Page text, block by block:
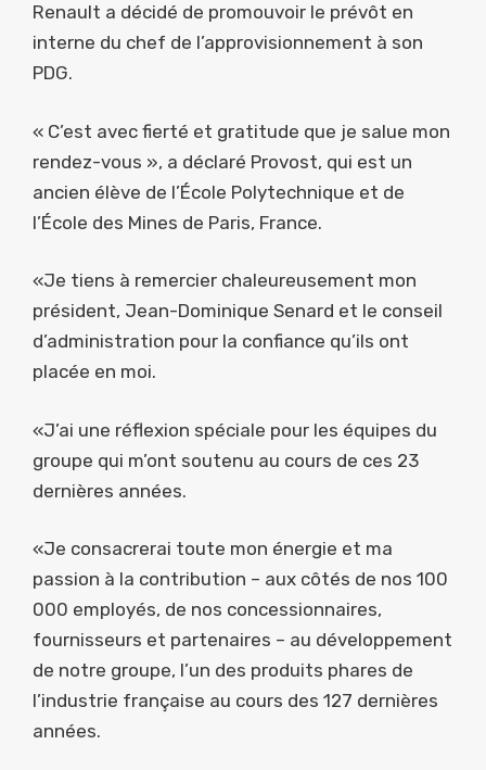
Renault a décidé de promouvoir le prévôt en
interne du chef de l’approvisionnement à son
PDG.
« C’est avec fierté et gratitude que je salue mon
rendez-vous », a déclaré Provost, qui est un
ancien élève de l’École Polytechnique et de
l’École des Mines de Paris, France.
«Je tiens à remercier chaleureusement mon
président, Jean-Dominique Senard et le conseil
d’administration pour la confiance qu’ils ont
placée en moi.
«J’ai une réflexion spéciale pour les équipes du
groupe qui m’ont soutenu au cours de ces 23
dernières années.
«Je consacrerai toute mon énergie et ma
passion à la contribution – aux côtés de nos 100
000 employés, de nos concessionnaires,
fournisseurs et partenaires – au développement
de notre groupe, l’un des produits phares de
l’industrie française au cours des 127 dernières
années.